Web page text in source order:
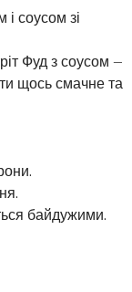
соусом зі
Фуд з соусом –
щось смачне та
байдужими.